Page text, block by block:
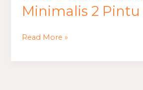
Minimalis 2
Desain
Rumah
Read More »